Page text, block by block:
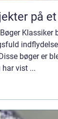
på
bøger er
vist ...